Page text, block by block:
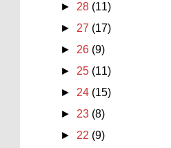
► 28 (11)
► 27 (17)
► 26 (9)
► 25 (11)
► 24 (15)
► 23 (8)
► 22 (9)